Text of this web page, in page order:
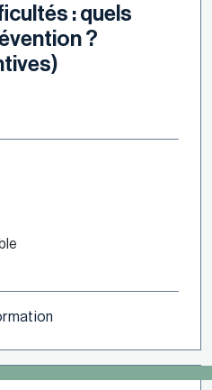
: quels
?